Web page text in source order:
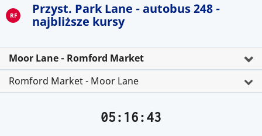
RF
Przyst. Park Lane - autobus 248 -
najbliższe kursy
Moor Lane - Romford Market
Romford Market - Moor Lane
05:16:43